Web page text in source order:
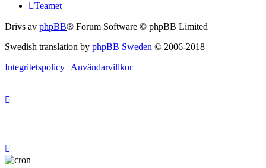
Teamet
Drivs av phpBB® Forum Software © phpBB Limited
Swedish translation by phpBB Sweden © 2006-2018
Integritetspolicy Användarvillkor